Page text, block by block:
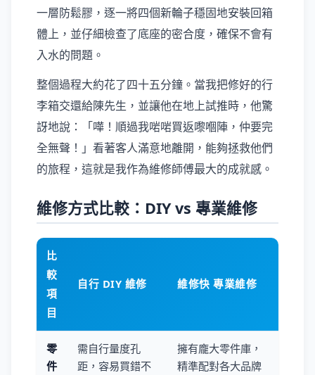
一層防鬆膠，逐一將四個新輪子穩固地安裝回箱
體上，並仔細檢查了底座的密合度，確保不會有
入水的問題。
整個過程大約花了四十五分鐘。當我把修好的行
李箱交還給陳先生，並讓他在地上試推時，他驚
訝地說：「嘩！順過我啱啱買返嚟嗰陣，仲要完
全無聲！」看著客人滿意地離開，能夠拯救他們
的旅程，這就是我作為維修師傅最大的成就感。
維修方式比較：DIY vs 專業維修
比
較
項
目
自行 DIY 維修 維修快 專業維修
零
件
需自行量度孔
距，容易買錯不
擁有龐大零件庫，
精準配對各大品牌